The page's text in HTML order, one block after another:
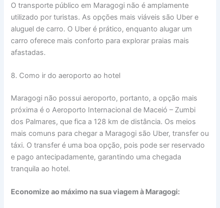
O transporte público em Maragogi não é amplamente
utilizado por turistas. As opções mais viáveis são Uber e
aluguel de carro. O Uber é prático, enquanto alugar um
carro oferece mais conforto para explorar praias mais
afastadas.
8. Como ir do aeroporto ao hotel
Maragogi não possui aeroporto, portanto, a opção mais
próxima é o Aeroporto Internacional de Maceió – Zumbi
dos Palmares, que fica a 128 km de distância. Os meios
mais comuns para chegar a Maragogi são Uber, transfer ou
táxi. O transfer é uma boa opção, pois pode ser reservado
e pago antecipadamente, garantindo uma chegada
tranquila ao hotel.
Economize ao máximo na sua viagem à Maragogi: